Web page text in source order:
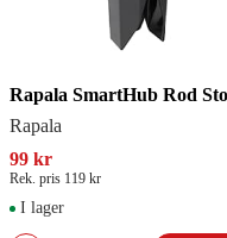
Rapala
99 kr
Rek. pris 119 kr
I lager